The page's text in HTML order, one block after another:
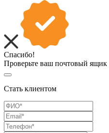
Спасибо!
Проверьте ваш почтовый ящик
Стать клиентом